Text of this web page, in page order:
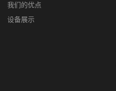
我们的优点
设备展示